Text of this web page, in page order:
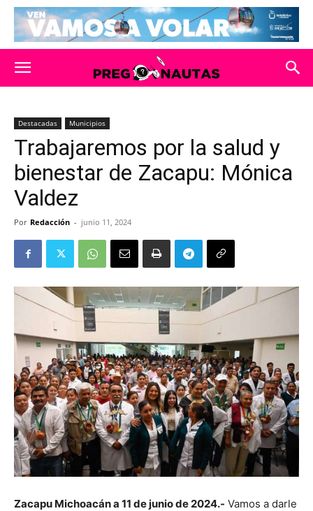
Destacadas Municipios
Trabajaremos por la salud y
bienestar de Zacapu: Mónica
Valdez
Por Redacción - junio 11, 2024
Zacapu Michoacán a 11 de junio de 2024.- Vamos a darle